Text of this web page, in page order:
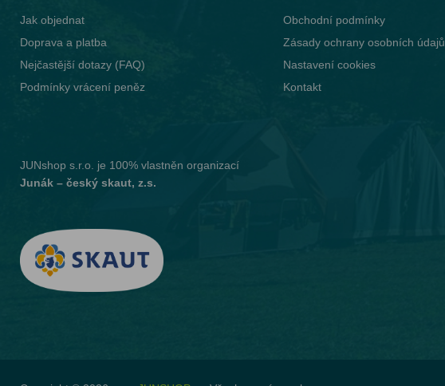
Jak objednat
Doprava a platba
Nejčastější dotazy (FAQ)
Podmínky vrácení peněz
JUNshop s.r.o.
je 100% vlastněn organizací
Junák – český skaut, z.s.
Obchodní podmínky
Zásady ochrany osobních údajů
Nastavení cookies
Kontakt